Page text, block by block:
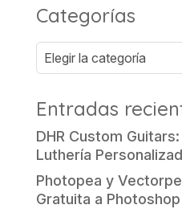
Categorías
Categorías
Entradas
DHR Custom
Luthería
Photopea y
Gratuita a